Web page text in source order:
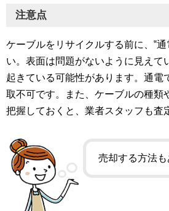
注意点
ケーブルをリサイクルする前に、‟通
い。表面は問題がないように見えて
起きている可能性があります。通電
取不可です。また、ケーブルの種類
把握しておくと、業者スタッフも査
売却する方法も